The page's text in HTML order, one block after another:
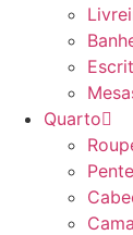
Quarto